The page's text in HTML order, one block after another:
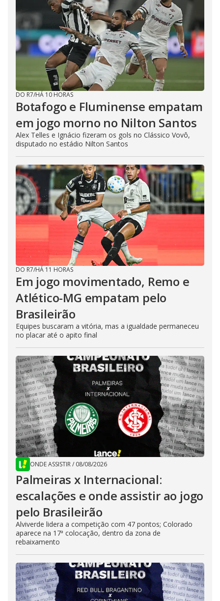
DO R7/HÁ 10 HORAS
Botafogo e Fluminense empatam
em jogo morno no Nilton Santos
Alex Telles e Ignácio fizeram os gols no Clássico Vovô,
disputado no estádio Nilton Santos
DO R7/HÁ 11 HORAS
Em jogo movimentado, Remo e
Atlético-MG empatam pelo
Brasileirão
Equipes buscaram a vitória, mas a igualdade permaneceu
no placar até o apito final
ONDE ASSISTIR/ 08/08/2026
Palmeiras x Internacional:
escalações e onde assistir ao jogo
pelo Brasileirão
Alviverde lidera a competição com 47 pontos; Colorado
aparece na 17ª colocação, dentro da zona de
rebaixamento